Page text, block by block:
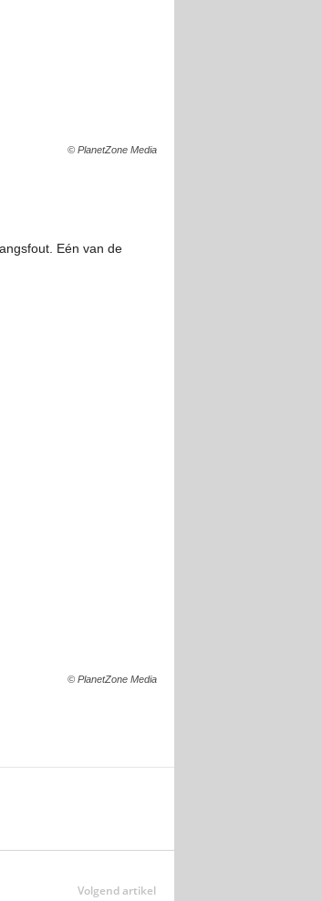
© PlanetZone Media
Eén van de
© PlanetZone Media
Volgend artikel